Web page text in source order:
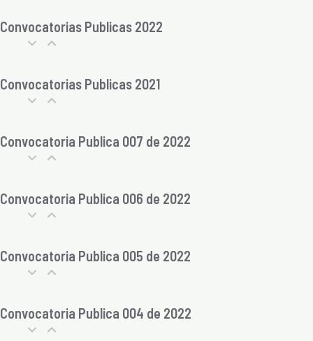
Convocatorias Publicas 2022
Convocatorias Publicas 2021
Convocatoria Publica 007 de 2022
Convocatoria Publica 006 de 2022
Convocatoria Publica 005 de 2022
Convocatoria Publica 004 de 2022